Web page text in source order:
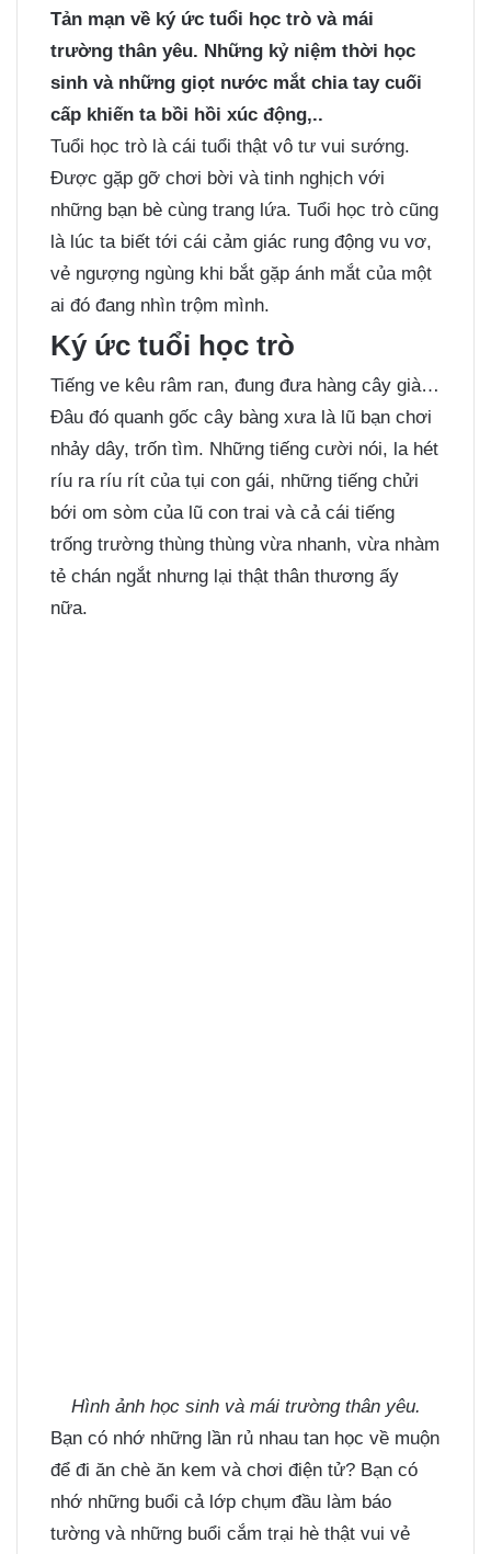
Tản mạn về ký ức tuổi học trò và mái
trường thân yêu. Những kỷ niệm thời học
sinh và những giọt nước mắt chia tay cuối
cấp khiến ta bồi hồi xúc động,..
Tuổi học trò là cái tuổi thật vô tư vui sướng.
Được gặp gỡ chơi bời và tinh nghịch với
những bạn bè cùng trang lứa. Tuổi học trò cũng
là lúc ta biết tới cái cảm giác rung động vu vơ,
vẻ ngượng ngùng khi bắt gặp ánh mắt của một
ai đó đang nhìn trộm mình.
Ký ức tuổi học trò
Tiếng ve kêu râm ran, đung đưa hàng cây già…
Đâu đó quanh gốc cây bàng xưa là lũ bạn chơi
nhảy dây, trốn tìm. Những tiếng cười nói, la hét
ríu ra ríu rít của tụi con gái, những tiếng chửi
bới om sòm của lũ con trai và cả cái tiếng
trống trường thùng thùng vừa nhanh, vừa nhàm
tẻ chán ngắt nhưng lại thật thân thương ấy
nữa.
Hình ảnh học sinh và mái trường thân yêu.
Bạn có nhớ những lần rủ nhau tan học về muộn
để đi ăn chè ăn kem và chơi điện tử? Bạn có
nhớ những buổi cả lớp chụm đầu làm báo
tường và những buổi cắm trại hè thật vui vẻ